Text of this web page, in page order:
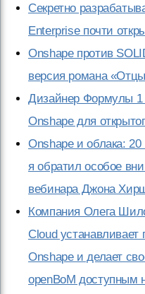
Секретно
Enterprise почти
Onshape против
версия романа
Дизайнер Формулы 1
Onshape для
Onshape и облака: 20
я обратил особое
вебинара Джона
Компания Олега
Cloud устанавливает
Onshape и делает
openBoM доступным